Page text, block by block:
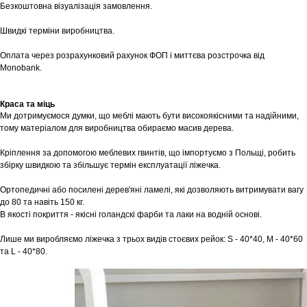
Безкоштовна візуалізація замовлення.
Швидкі терміни виробництва.
Оплата через розрахунковий рахунок ФОП і миттєва розстрочка від
Monobank.
Краса та міць
Ми дотримуємося думки, що меблі мають бути високоякісними та надійними,
тому матеріалом для виробництва обираємо масив дерева.
Кріплення за допомогою меблевих гвинтів, що імпортуємо з Польщі, робить
збірку швидкою та збільшує термін експлуатації ліжечка.
Ортопедичні або посилені дерев'яні ламелі, які дозволяють витримувати вагу
до 80 та навіть 150 кг.
В якості покриття - якісні голандскі фарби та лаки на водній основі.
Лише ми виробляємо ліжечка з трьох видів стоєвих рейок: S - 40*40, M - 40*60
та L - 40*80.